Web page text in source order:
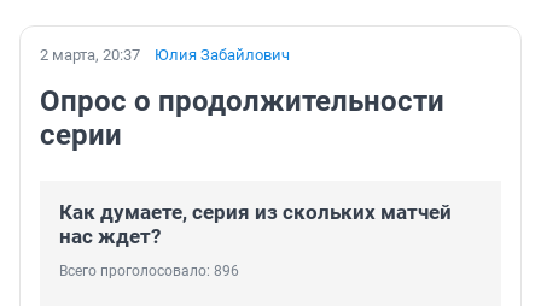
2 марта, 20:37 Юлия Забайлович
Опрос о продолжительности
серии
Как думаете, серия из скольких матчей
нас ждет?
Всего проголосовало: 896